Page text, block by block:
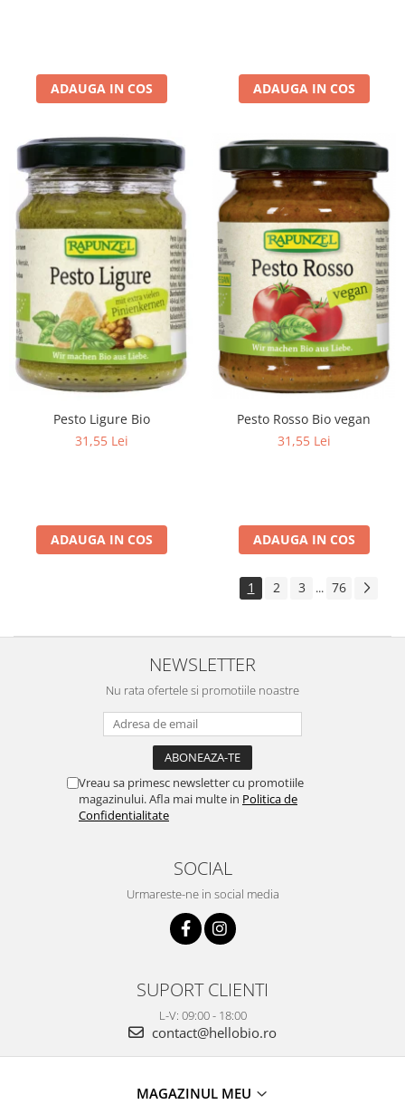
ADAUGA IN COS ADAUGA IN COS
Pesto Ligure Bio
31,55 Lei
ADAUGA IN COS
Pesto Rosso Bio vegan
31,55 Lei
ADAUGA IN COS
1 2 3 ... 76
NEWSLETTER
Nu rata ofertele si promotiile noastre
Vreau sa primesc newsletter cu promotiile
magazinului. Afla mai multe in Politica de
Confidentialitate
SOCIAL
Urmareste-ne in social media
SUPORT CLIENTI
L-V: 09:00 - 18:00
contact@hellobio.ro
MAGAZINUL MEU